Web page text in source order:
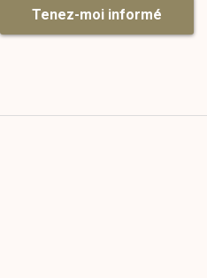
Tenez-moi informé